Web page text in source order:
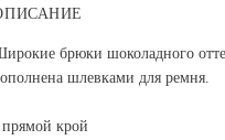
брюки шоколадного
шлевками для ремня.
крой